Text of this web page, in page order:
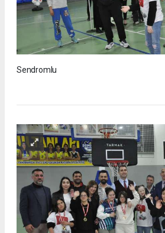
Sendromlu